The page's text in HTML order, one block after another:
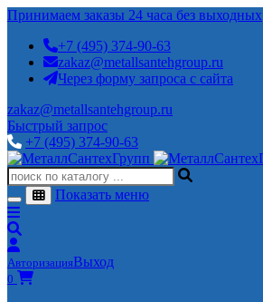
Принимаем заказы 24 часа без выходных
+7 (495) 374-90-63
zakaz@metallsantehgroup.ru
Через форму запроса с сайта
zakaz@metallsantehgroup.ru
Быстрый запрос
+7 (495) 374-90-63
Показать меню
АвторизацияВыход
0